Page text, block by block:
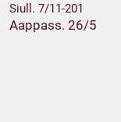
Siull. 7/11-201
Aappass. 26/5